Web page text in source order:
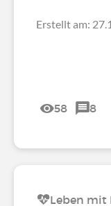
Erstellt am:
58 8
Leben mit